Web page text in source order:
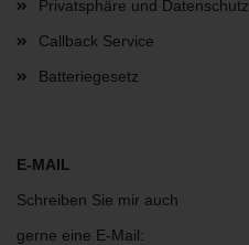
Privatsphäre und Datenschutz
Callback Service
Batteriegesetz
E-MAIL
Schreiben Sie mir auch
gerne eine E-Mail: